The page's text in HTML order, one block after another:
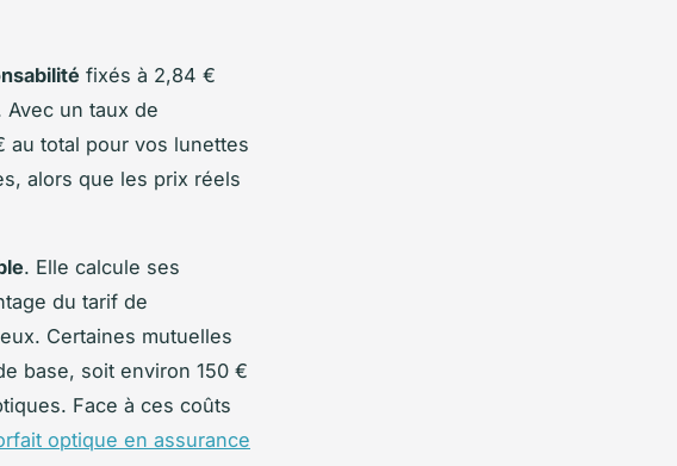
fixés à 2,84 €
un taux de
au total pour vos lunettes
alors que les prix réels
. Elle calcule ses
du tarif de
Certaines mutuelles
base, soit environ 150 €
Face à ces coûts
optique en assurance